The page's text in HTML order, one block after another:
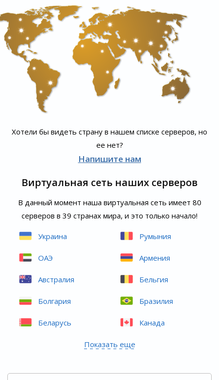
Хотели бы видеть страну в нашем списке серверов, но
ее нет?
Напишите нам
Виртуальная сеть наших серверов
В данный момент наша виртуальная сеть имеет 80
серверов в 39 странах мира, и это только начало!
Украина Румыния
ОАЭ Армения
Австралия Бельгия
Болгария Бразилия
Беларусь Канада
Показать еще